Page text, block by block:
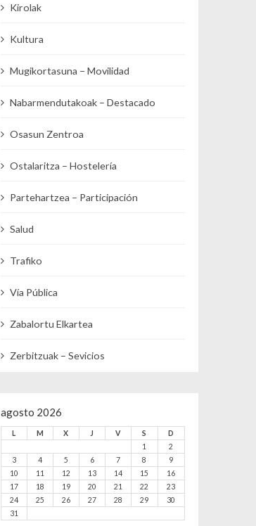
Kirolak
Kultura
Mugikortasuna – Movilidad
Nabarmendutakoak – Destacado
Osasun Zentroa
Ostalaritza – Hostelería
Partehartzea – Participación
Salud
Trafiko
Vía Pública
Zabalortu Elkartea
Zerbitzuak – Sevicios
agosto 2026
L M X J V S
D
1
2
3
4 5 6 7 8
9
10
11 12 13 14 15
16
17
18 19 20 21 22
23
24
25 26 27 28 29
30
31